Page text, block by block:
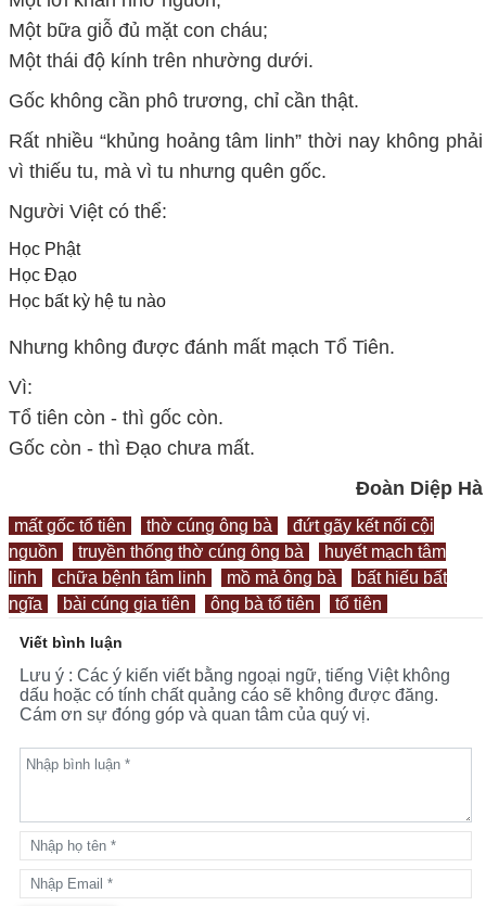
Một bữa giỗ đủ mặt con cháu;
Một thái độ kính trên nhường dưới.
Gốc không cần phô trương, chỉ cần thật.
Rất nhiều “khủng hoảng tâm linh” thời nay không phải
vì thiếu tu, mà vì tu nhưng quên gốc.
Người Việt có thể:
Học Phật
Học Đạo
Học bất kỳ hệ tu nào
Nhưng không được đánh mất mạch Tổ Tiên.
Vì:
Tổ tiên còn - thì gốc còn.
Gốc còn - thì Đạo chưa mất.
Đoàn Diệp Hà
mất gốc tổ tiên thờ cúng ông bà
đứt gãy kết nối cội
nguồn
truyền thống thờ cúng ông bà
huyết mạch tâm
linh
chữa bệnh tâm linh mồ mả ông bà
bất hiếu bất
ngĩa
bài cúng gia tiên ông bà tổ tiên tổ tiên
Viết bình luận
Lưu ý : Các ý kiến viết bằng ngoại ngữ, tiếng Việt không
dấu hoặc có tính chất quảng cáo sẽ không được đăng.
Cám ơn sự đóng góp và quan tâm của quý vị.